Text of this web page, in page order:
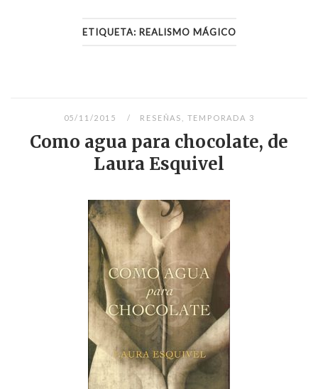
ETIQUETA: REALISMO MÁGICO
05/11/2015 RESEÑAS TEMPORADA 3
Como agua para chocolate, de
Laura Esquivel